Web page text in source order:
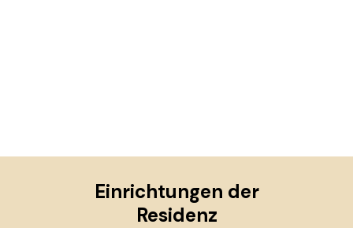
Einrichtungen der
Residenz